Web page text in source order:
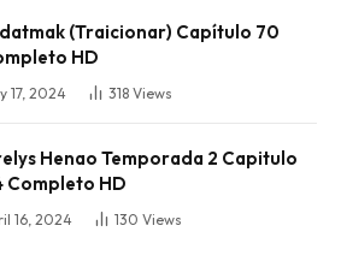
(Traicionar) Capítulo 70
HD
17, 2024 318 Views
Henao Temporada 2 Capitulo
Completo HD
16, 2024 130 Views